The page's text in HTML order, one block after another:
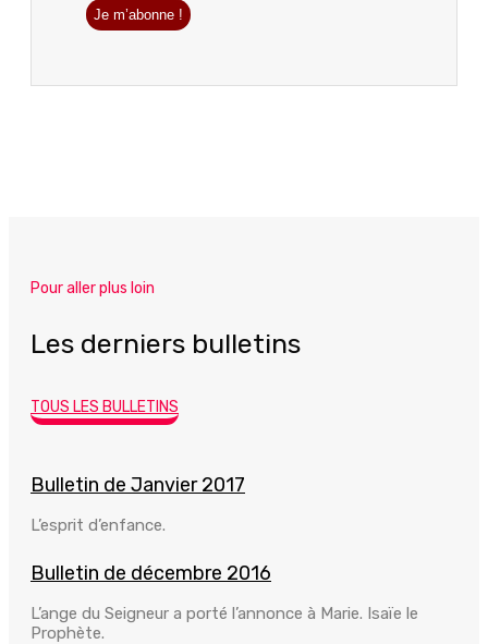
Pour aller plus loin
Les derniers bulletins
TOUS LES BULLETINS
Bulletin de Janvier 2017
L’esprit d’enfance.
Bulletin de décembre 2016
L’ange du Seigneur a porté l’annonce à Marie. Isaïe le
Prophète.